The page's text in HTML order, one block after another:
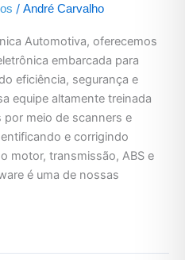
/ André Carvalho
Automotiva, oferecemos
embarcada para
eficiência, segurança e
equipe altamente treinada
meio de scanners e
e corrigindo
motor, transmissão, ABS e
é uma de nossas